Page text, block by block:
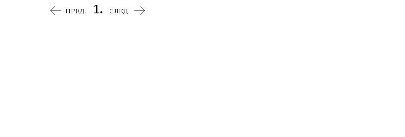
ПРЕД. 1. СЛЕД.